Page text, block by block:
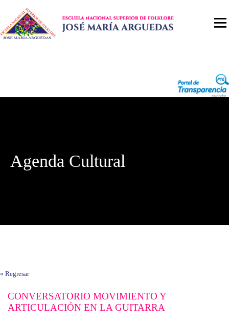
Agenda Cultural
« Regresar
CONVERSATORIO MOVIMIENTO Y
ARTICULACIÓN EN LA GUITARRA